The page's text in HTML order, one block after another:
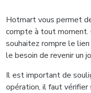
Hotmart vous permet
compte à tout moment.
souhaitez rompre le
le besoin de revenir un
Il est important de
opération, il faut vérifier